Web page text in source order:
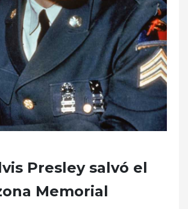
Presley salvó el
Memorial